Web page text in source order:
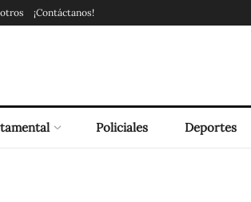
¡Contáctanos!
Policiales Deportes